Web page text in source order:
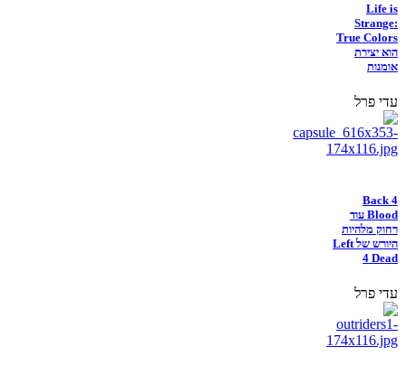
Life is
Strange:
True Colors
הוא יצירת
אומנות
עדי פרל
Back 4
Blood עוד
רחוק מלהיות
היורש של Left
4 Dead
עדי פרל